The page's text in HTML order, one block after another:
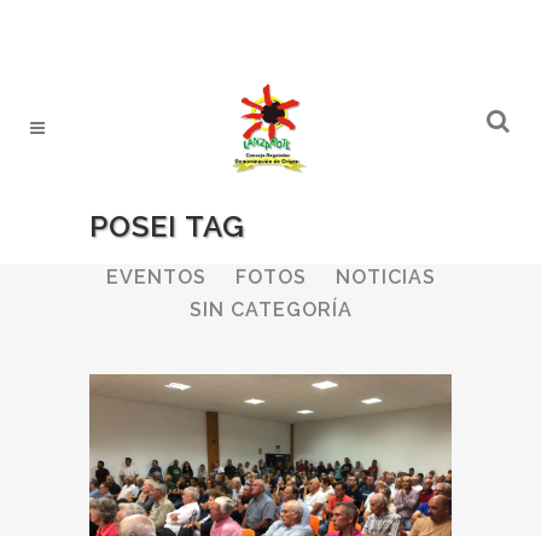
POSEI TAG
ALL BODEGAS
EVENTOS
FOTOS
NOTICIAS
SIN CATEGORÍA